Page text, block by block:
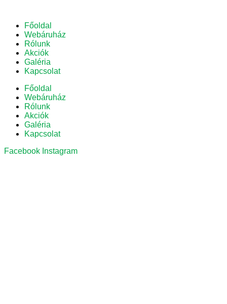
Főoldal
Webáruház
Rólunk
Akciók
Galéria
Kapcsolat
Főoldal
Webáruház
Rólunk
Akciók
Galéria
Kapcsolat
Facebook Instagram